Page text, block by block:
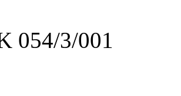
054/3/001